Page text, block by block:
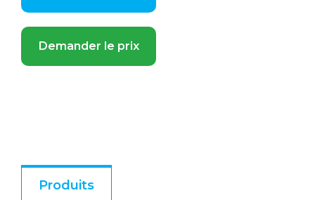
Demander le prix
Produits